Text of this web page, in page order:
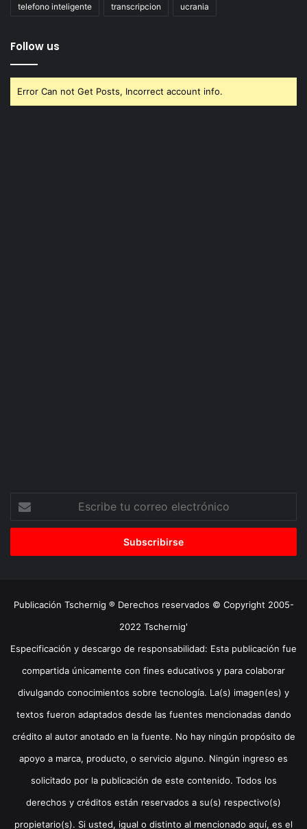
telefono inteligente transcripcion ucrania
Follow us
Error Can not Get Posts, Incorrect account info.
correo
Publicación Tschernig ® Derechos reservados © Copyright 2005-
2022 Tschernig'
Especificación y descargo de responsabilidad: Esta publicación fue
compartida únicamente con fines educativos y para colaborar
divulgando conocimientos sobre tecnología. La(s) imagen(es) y
textos fueron adaptados desde las fuentes mencionadas dando
crédito al autor anotado en la fuente. No hay ningún propósito de
apoyo a marca, producto, o servicio alguno. Ningún ingreso es
solicitado por la publicación de este contenido. Todos los
derechos y créditos están reservados a su(s) respectivo(s)
propietario(s). Si usted, igual o distinto al mencionado aquí, es el